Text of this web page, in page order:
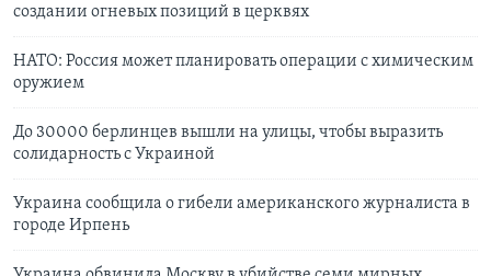
создании огневых позиций в церквях
НАТО: Россия может планировать операции с химическим
оружием
До 30000 берлинцев вышли на улицы, чтобы выразить
солидарность с Украиной
Украина сообщила о гибели американского журналиста в
городе Ирпень